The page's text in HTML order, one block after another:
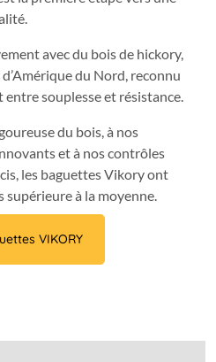
avec du bois de hickory,
du Nord, reconnu
souplesse et résistance.
du bois, à nos
et à nos contrôles
les baguettes Vikory ont
supérieure à la moyenne.
VIKORY